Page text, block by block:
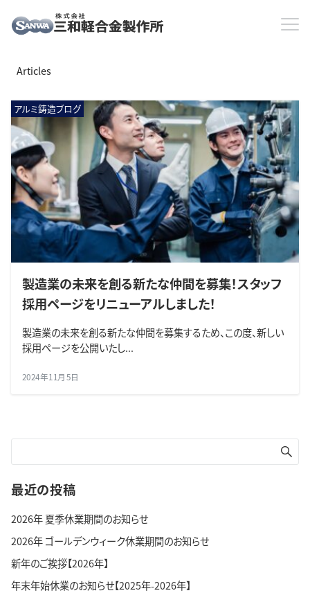
2024年
2024Year11Month
Articles
アルミ鋳造ブログ
製造業の未来を創る新たな仲間を募集！スタッフ
採用ページをリニューアルしました！
製造業の未来を創る新たな仲間を募集するため、この度、新しい
採用ページを公開いたし...
2024年11月5日
最近の投稿
2026年 夏季休業期間のお知らせ
2026年 ゴールデンウィーク休業期間のお知らせ
新年のご挨拶【2026年】
年末年始休業のお知らせ【2025年-2026年】